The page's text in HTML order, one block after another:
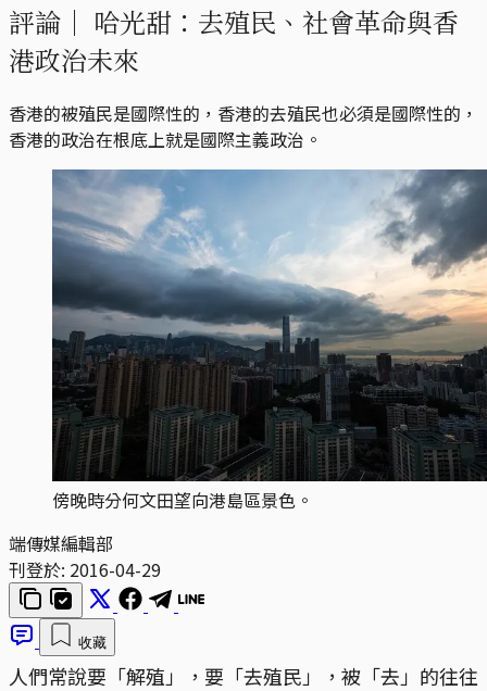
評論｜ 哈光甜：去殖民、社會革命與香
港政治未來
香港的被殖民是國際性的，香港的去殖民也必須是國際性的，
香港的政治在根底上就是國際主義政治。
傍晚時分何文田望向港島區景色。
端傳媒編輯部
刊登於: 2016-04-29
收藏
人們常說要「解殖」，要「去殖民」，被「去」的往往